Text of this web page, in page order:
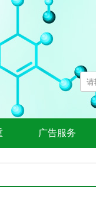
广告服务